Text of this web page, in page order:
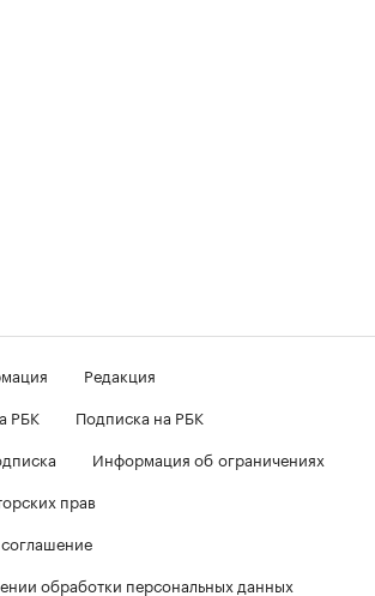
Редакция
РБК
Подписка на РБК
Информация об ограничениях
прав
соглашение
обработки персональных данных